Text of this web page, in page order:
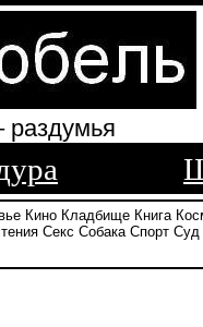
раздумья
Кино Кладбище Книга
Секс Собака Спорт Суд